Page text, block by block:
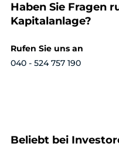
Haben Sie Fragen
Kapitalanlage?
Rufen Sie uns an
040 - 524 757 190
Beliebt bei